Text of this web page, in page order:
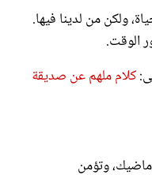
ولكن من لدينا فيها.
الوقت.
كلام ملهم عن صديقة
وتؤمن